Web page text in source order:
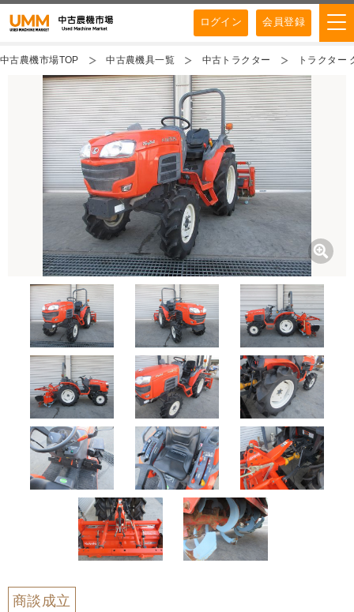
ログイン 会員登録
中古農機市場TOP 中古農機具一覧 中古トラクター トラクター
商談成立